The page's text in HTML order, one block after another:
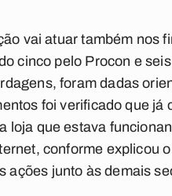
vai atuar também nos
cinco pelo Procon e
foram dadas
foi verificado que
loja que estava
conforme explicou
ações junto às demais